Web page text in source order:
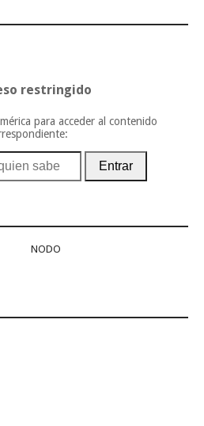
restringido
para acceder al contenido
Entrar
NODO